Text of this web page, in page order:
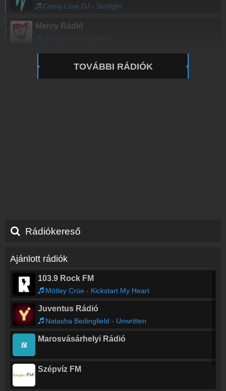
Camy Love DJ - Sunlight
Mercy Rádió
TOVÁBBI RÁDIÓK
Rádiókereső
Ajánlott rádiók
103.9 Rock FM
Mötley Crüe - Kickstart My Heart
Juventus Rádió
Natasha Bedingfield - Unwritten
Marosvásárhelyi Rádió
Szépvíz FM